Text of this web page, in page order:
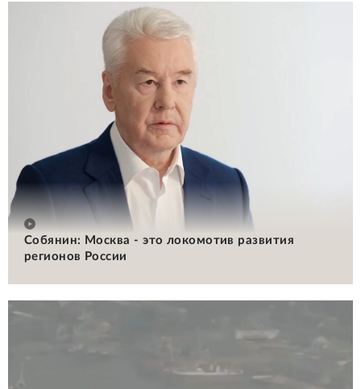
Собянин: Москва - это локомотив развития
регионов России